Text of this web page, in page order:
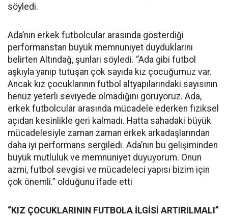
söyledi.
Ada’nın erkek futbolcular arasında gösterdiği
performanstan büyük memnuniyet duyduklarını
belirten Altındağ, şunları söyledi. “Ada gibi futbol
aşkıyla yanıp tutuşan çok sayıda kız çocuğumuz var.
Ancak kız çocuklarının futbol altyapılarındaki sayısının
henüz yeterli seviyede olmadığını görüyoruz. Ada,
erkek futbolcular arasında mücadele ederken fiziksel
açıdan kesinlikle geri kalmadı. Hatta sahadaki büyük
mücadelesiyle zaman zaman erkek arkadaşlarından
daha iyi performans sergiledi. Ada’nın bu gelişiminden
büyük mutluluk ve memnuniyet duyuyorum. Onun
azmi, futbol sevgisi ve mücadeleci yapısı bizim için
çok önemli.” olduğunu ifade etti
“KIZ ÇOCUKLARININ FUTBOLA İLGİSİ ARTIRILMALI”